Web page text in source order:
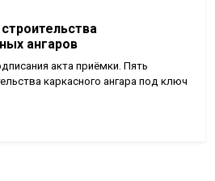
ангаров
акта приёмки. Пять
каркасного ангара под ключ